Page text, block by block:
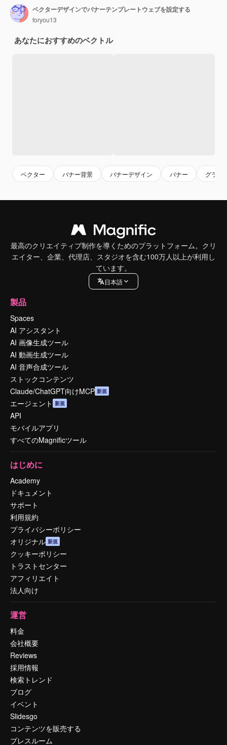
ベクターデザインでバナーテンプレートウェブを設定する
foryou13
あなたにおすすめのベクトル
ベクター バナー背景 バナーデザイン バナー グラフ
最高のクリエイティブ制作を導くためのプラットフォーム。クリ
エイター、企業、代理店、スタジオを含む100万人以上が利用し
ています。
日本語
製品
Spaces
AI アシスタント
AI 画像生成ツール
AI 動画生成ツール
AI 音声合成ツール
ストックコンテンツ
Claude/ChatGPT向けMCP 新規
エージェント 新規
API
モバイルアプリ
すべてのMagnificツール
はじめに
Academy
ドキュメント
サポート
利用規約
プライバシーポリシー
オリジナル 新規
クッキーポリシー
トラストセンター
アフィリエイト
法人向け
運営
料金
会社概要
Reviews
採用情報
検索トレンド
ブログ
イベント
Slidesgo
コンテンツを販売する
プレスルーム